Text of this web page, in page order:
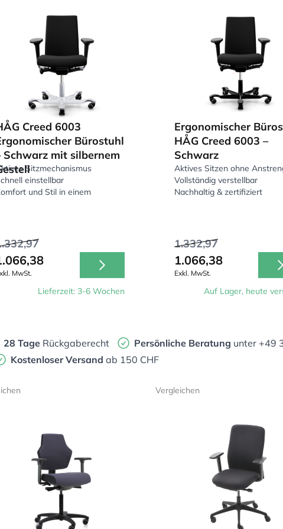
Creed 6003
Bürostuhl
Schwarz mit silbernem
Sitzmechanismus
einstellbar
und Stil in einem
MwSt.
Lieferzeit: 3-6 Wochen
Ergonomischer
HÅG Creed 6003 –
Schwarz
Aktives Sitzen ohne
Vollständig verstellbar
Nachhaltig & zertifiziert
1.332,97
1.066,38
Exkl. MwSt.
Auf Lager, heute
28 Tage Rückgaberecht Persönliche Beratung unter +49
Kostenloser Versand ab 150 CHF
Vergleichen